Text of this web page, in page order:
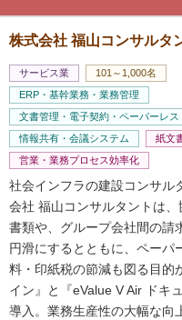
株式会社 福山コンサル
サービス業
101～1,000名
ERP・基幹業務・業務管理
文書管理・電子契約・ペーパーレス
情報共有・会議システム
紙文
営業・業務プロセス効率化
社会インフラの建設コンサル
会社 福山コンサルタントは
書類や、グループ会社間の請
円滑にするとともに、ペーパ
料・印紙税の節減も図る目的
イン』と『eValue V Air ドキ
導入。業務生産性の大幅な向